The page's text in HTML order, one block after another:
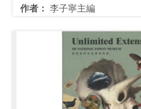
作者： 李子寧主編